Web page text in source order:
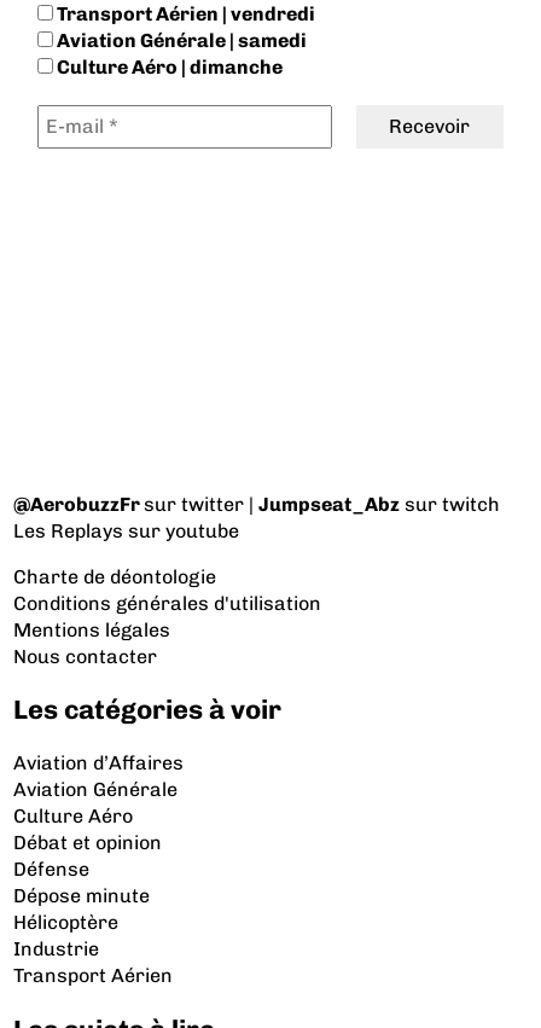
Transport Aérien | vendredi
Aviation Générale | samedi
Culture Aéro | dimanche
@AerobuzzFrsur twitter |Jumpseat_Abz sur twitch
Les Replays sur youtube
Charte de déontologie
Conditions générales d'utilisation
Mentions légales
Nous contacter
Les catégories à voir
Aviation d’Affaires
Aviation Générale
Culture Aéro
Débat et opinion
Défense
Dépose minute
Hélicoptère
Industrie
Transport Aérien